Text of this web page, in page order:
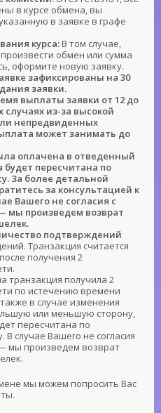
в курсе обмена, вы
в заявке в графе
курса: В том случае,
обмен или сумма
оформите новую заявку.
зафиксированы на 30
заявки.
выплаты заявки от 12 до
случаях из-за высокой
непредвиденных
может занимать до
оплачена в отведенный
будет пересчитана по
За более детальной
за консультацией к
Вашего не согласия с
мы произведем возврат
подтверждений
Транзакция считается
получения 2
транзакция получила 2
по истечению времени
в случае изменения
или меньшую сторону,
пересчитана по
В случае Вашего не согласия
мы произведем возврат
мы можем попросить Вас